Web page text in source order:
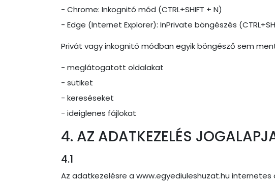
- Chrome: Inkognitó mód (CTRL+SHIFT + N)
- Edge (Internet Explorer): InPrivate böngészés
Privát vagy inkognitó módban egyik böngésző sem
- meglátogatott oldalakat
- sütiket
- kereséseket
- ideiglenes fájlokat
4. AZ ADATKEZELÉS
4.1
Az adatkezelésre a www.egyediuleshuzat.hu